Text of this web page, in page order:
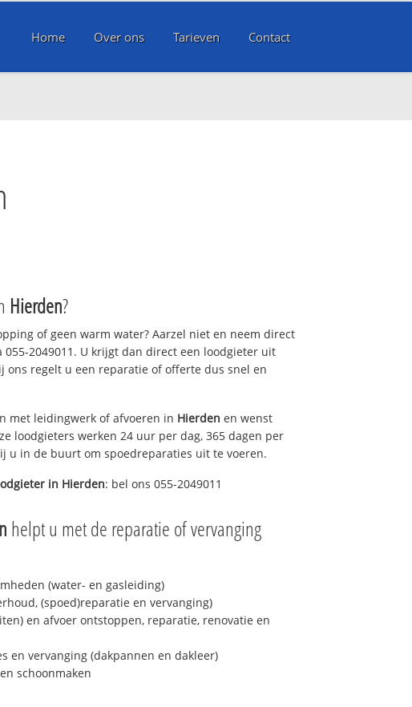
Home Over ons Tarieven Contact
Hierden?
of geen warm water? Aarzel niet en neem direct
055-2049011. U krijgt dan direct een loodgieter uit
ons regelt u een reparatie of offerte dus snel en
met leidingwerk of afvoeren in Hierden en wenst
loodgieters werken 24 uur per dag, 365 dagen per
u in de buurt om spoedreparaties uit te voeren.
in Hierden: bel ons 055-2049011
helpt u met de reparatie of vervanging
(water- en gasleiding)
(spoed)reparatie en vervanging)
en afvoer ontstoppen, reparatie, renovatie en
en vervanging (dakpannen en dakleer)
schoonmaken